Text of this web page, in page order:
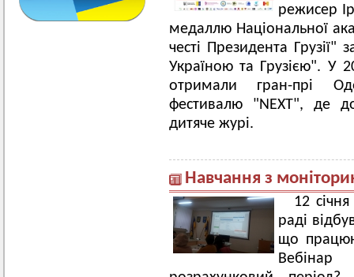
режисер
медаллю Національної
честі Президента Грузії"
Україною та Грузією". У
отримали гран-прі
фестивалю "NEXT", де
дитяче журі.
Навчання з
12
раді
що